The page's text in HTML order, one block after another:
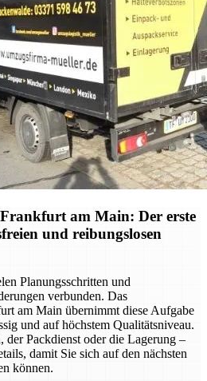
am Main: Der erste
und reibungslosen
Planungsschritten und
verbunden. Das
am Main übernimmt diese Aufgabe
und auf höchstem Qualitätsniveau.
Packdienst oder die Lagerung –
damit Sie sich auf den nächsten
können.